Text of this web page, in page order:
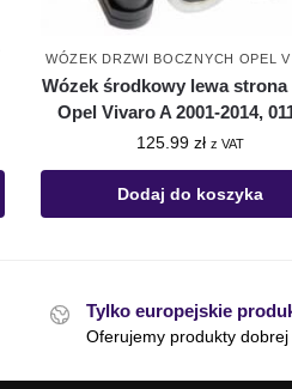
WÓZEK DRZWI BOCZNYCH OPEL
Wózek środkowy lewa
Opel Vivaro A 2001-2014,
125.99 zł z VAT
Dodaj do koszyka
Tylko europejskie
Oferujemy produkty dobrej